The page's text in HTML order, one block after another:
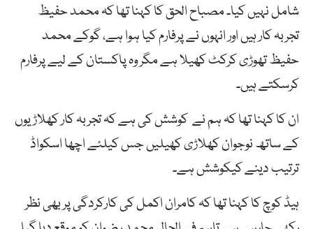
شامل نہیں کیا۔ مصباح الحق کا کہنا تھا کہ محمد حفیظ
تجربہ کار ہیں اور انہوں نے پرفارم کیا ہوا ہے، گوکے محمد
حفیظ تھوڑی کرکٹ کھیلا ہے مگر وہ پاکستان کے لیے پرفارم
کرسکتے ہیں۔
ان کا کہنا تھا کہ ہم نے کوشش کی ہے کہ تجربہ کار کھلاڑیوں
کے ساتھ نوجوان کھلاڑی کھیلیں جس کیلئے اچھا اسکواڈ
ترتیب دینے کیکوشش ہے۔
ہیڈ کوچ کا کہنا تھا کہ کامران اکمل کی کارکردگی پر بھی نظر